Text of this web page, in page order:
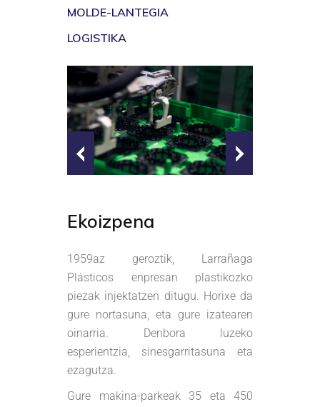
MOLDE-LANTEGIA
LOGISTIKA
Ekoizpena
1959az geroztik, Larrañaga
Plásticos enpresan plastikozko
piezak injektatzen ditugu. Horixe da
gure nortasuna, eta gure izatearen
oinarria. Denbora luzeko
esperientzia, sinesgarritasuna eta
ezagutza.
Gure makina-parkeak 35 eta 450